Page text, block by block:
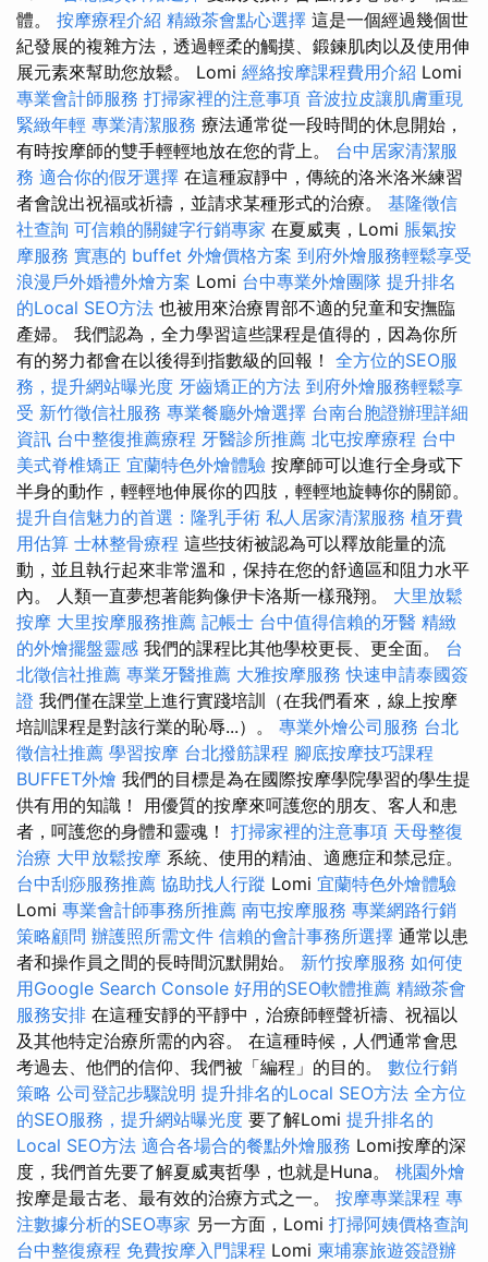
體。 按摩療程介紹 精緻茶會點心選擇 這是一個經過幾個世
紀發展的複雜方法，透過輕柔的觸摸、鍛鍊肌肉以及使用伸
展元素來幫助您放鬆。 Lomi 經絡按摩課程費用介紹 Lomi
專業會計師服務 打掃家裡的注意事項 音波拉皮讓肌膚重現
緊緻年輕 專業清潔服務 療法通常從一段時間的休息開始，
有時按摩師的雙手輕輕地放在您的背上。 台中居家清潔服
務 適合你的假牙選擇 在這種寂靜中，傳統的洛米洛米練習
者會說出祝福或祈禱，並請求某種形式的治療。 基隆徵信
社查詢 可信賴的關鍵字行銷專家 在夏威夷，Lomi 脹氣按
摩服務 實惠的 buffet 外燴價格方案 到府外燴服務輕鬆享受
浪漫戶外婚禮外燴方案 Lomi 台中專業外燴團隊 提升排名
的Local SEO方法 也被用來治療胃部不適的兒童和安撫臨
產婦。 我們認為，全力學習這些課程是值得的，因為你所
有的努力都會在以後得到指數級的回報！ 全方位的SEO服
務，提升網站曝光度 牙齒矯正的方法 到府外燴服務輕鬆享
受 新竹徵信社服務 專業餐廳外燴選擇 台南台胞證辦理詳細
資訊 台中整復推薦療程 牙醫診所推薦 北屯按摩療程 台中
美式脊椎矯正 宜蘭特色外燴體驗 按摩師可以進行全身或下
半身的動作，輕輕地伸展你的四肢，輕輕地旋轉你的關節。
提升自信魅力的首選：隆乳手術 私人居家清潔服務 植牙費
用估算 士林整骨療程 這些技術被認為可以釋放能量的流
動，並且執行起來非常溫和，保持在您的舒適區和阻力水平
內。 人類一直夢想著能夠像伊卡洛斯一樣飛翔。 大里放鬆
按摩 大里按摩服務推薦 記帳士 台中值得信賴的牙醫 精緻
的外燴擺盤靈感 我們的課程比其他學校更長、更全面。 台
北徵信社推薦 專業牙醫推薦 大雅按摩服務快速申請泰國簽
證 我們僅在課堂上進行實踐培訓（在我們看來，線上按摩
培訓課程是對該行業的恥辱...）。 專業外燴公司服務 台北
徵信社推薦 學習按摩 台北撥筋課程 腳底按摩技巧課程
BUFFET外燴 我們的目標是為在國際按摩學院學習的學生提
供有用的知識！ 用優質的按摩來呵護您的朋友、客人和患
者，呵護您的身體和靈魂！ 打掃家裡的注意事項 天母整復
治療 大甲放鬆按摩 系統、使用的精油、適應症和禁忌症。
台中刮痧服務推薦 協助找人行蹤 Lomi 宜蘭特色外燴體驗
Lomi 專業會計師事務所推薦 南屯按摩服務 專業網路行銷
策略顧問 辦護照所需文件 信賴的會計事務所選擇 通常以患
者和操作員之間的長時間沉默開始。 新竹按摩服務 如何使
用Google Search Console 好用的SEO軟體推薦 精緻茶會
服務安排 在這種安靜的平靜中，治療師輕聲祈禱、祝福以
及其他特定治療所需的內容。 在這種時候，人們通常會思
考過去、他們的信仰、我們被「編程」的目的。 數位行銷
策略 公司登記步驟說明 提升排名的Local SEO方法 全方位
的SEO服務，提升網站曝光度 要了解Lomi 提升排名的
Local SEO方法 適合各場合的餐點外燴服務 Lomi按摩的深
度，我們首先要了解夏威夷哲學，也就是Huna。 桃園外燴
按摩是最古老、最有效的治療方式之一。 按摩專業課程 專
注數據分析的SEO專家 另一方面，Lomi 打掃阿姨價格查詢
台中整復療程 免費按摩入門課程 Lomi 柬埔寨旅遊簽證辦